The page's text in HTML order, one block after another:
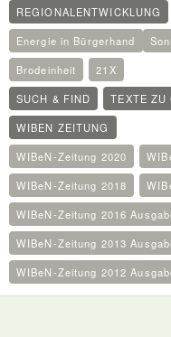
REGIONALENTWICKLUNG
Energie in Bürgerhand
Brodeinheit
21X
SUCH & FIND
TEXTE ZU
WIBEN ZEITUNG
WIBeN-Zeitung 2020
WIBeN-Zeitung 2018
WIBeN-Zeitung 2016
WIBeN-Zeitung 2013
WIBeN-Zeitung 2012